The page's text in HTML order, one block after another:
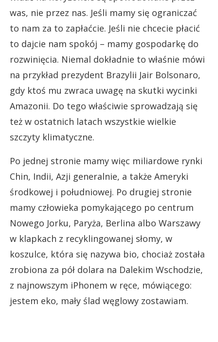
was, nie przez nas. Jeśli mamy się ograniczać
to nam za to zapłaćcie. Jeśli nie chcecie płacić
to dajcie nam spokój – mamy gospodarkę do
rozwinięcia. Niemal dokładnie to właśnie mówi
na przykład prezydent Brazylii Jair Bolsonaro,
gdy ktoś mu zwraca uwagę na skutki wycinki
Amazonii. Do tego właściwie sprowadzają się
też w ostatnich latach wszystkie wielkie
szczyty klimatyczne.
Po jednej stronie mamy więc miliardowe rynki
Chin, Indii, Azji generalnie, a także Ameryki
środkowej i południowej. Po drugiej stronie
mamy człowieka pomykającego po centrum
Nowego Jorku, Paryża, Berlina albo Warszawy
w klapkach z recyklingowanej słomy, w
koszulce, która się nazywa bio, chociaż została
zrobiona za pół dolara na Dalekim Wschodzie,
z najnowszym iPhonem w ręce, mówiącego:
jestem eko, mały ślad węglowy zostawiam.